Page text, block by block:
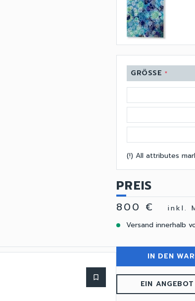
bookmark_border
GRÖSSE *
(!) All attributes
PREIS
800 €
inkl.
Versand innerhalb
IN DEN
EIN